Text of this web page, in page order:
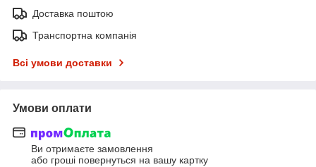
Доставка поштою
Транспортна компанія
Всі умови доставки
Умови оплати
Ви отримаєте замовлення
або гроші повернуться на вашу картку